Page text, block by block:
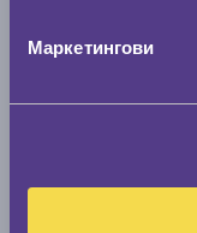
Маркетингови